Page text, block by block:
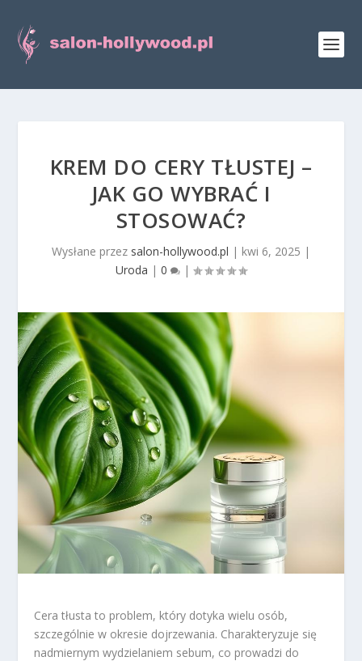
KREM DO CERY TŁUSTEJ –
JAK GO WYBRAĆ I
STOSOWAĆ?
Wysłane przez salon-hollywood.pl | kwi 6, 2025 |
Uroda | 0 |
Cera tłusta to problem, który dotyka wielu osób,
szczególnie w okresie dojrzewania. Charakteryzuje się
nadmiernym wydzielaniem sebum, co prowadzi do